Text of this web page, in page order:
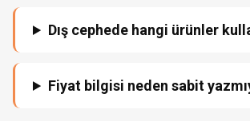
Dış cephede hangi ürünler
Fiyat bilgisi neden sabit